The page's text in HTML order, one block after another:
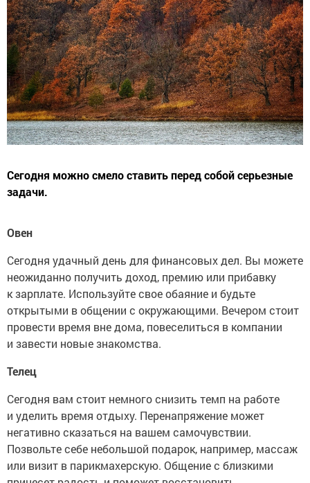
Сегодня можно смело ставить перед собой серьезные
задачи.
Овен
Сегодня удачный день для финансовых дел. Вы можете
неожиданно получить доход, премию или прибавку
к зарплате. Используйте свое обаяние и будьте
открытыми в общении с окружающими. Вечером стоит
провести время вне дома, повеселиться в компании
и завести новые знакомства.
Телец
Сегодня вам стоит немного снизить темп на работе
и уделить время отдыху. Перенапряжение может
негативно сказаться на вашем самочувствии.
Позвольте себе небольшой подарок, например, массаж
или визит в парикмахерскую. Общение с близкими